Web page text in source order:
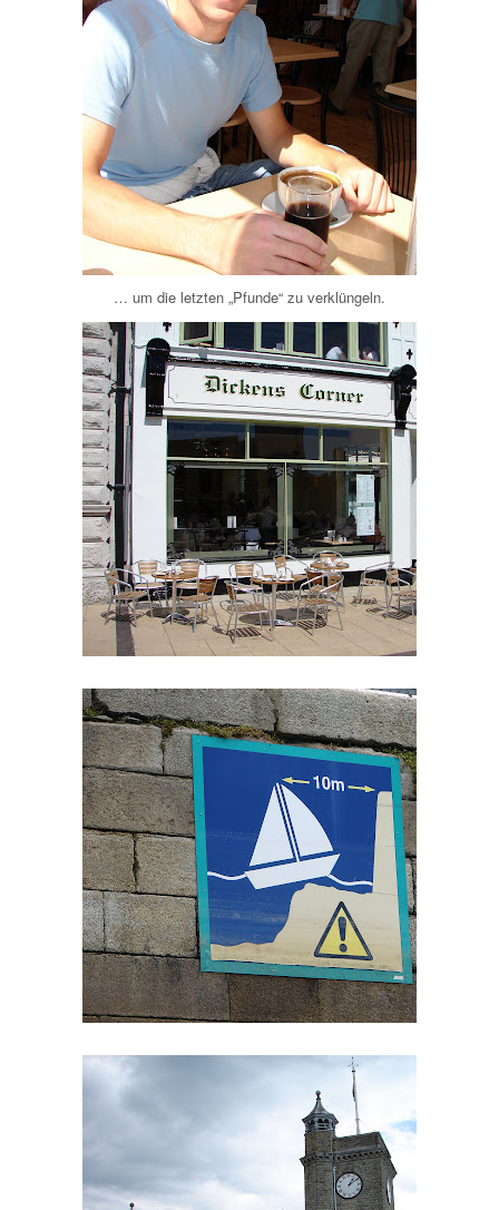
… um die letzten „Pfunde“ zu verklüngeln.